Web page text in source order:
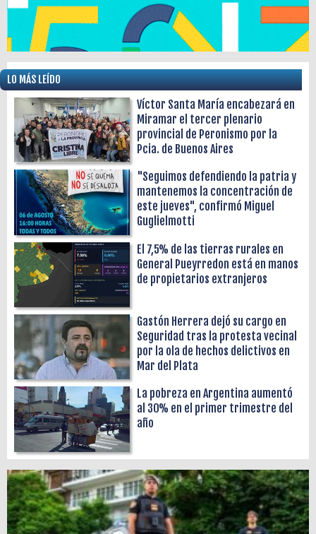
LO MÁS LEÍDO
Víctor Santa María encabezará en
Miramar el tercer plenario
provincial de Peronismo por la
Pcia. de Buenos Aires
"Seguimos defendiendo la patria y
mantenemos la concentración de
este jueves", confirmó Miguel
Guglielmotti
El 7,5% de las tierras rurales en
General Pueyrredon está en manos
de propietarios extranjeros
Gastón Herrera dejó su cargo en
Seguridad tras la protesta vecinal
por la ola de hechos delictivos en
Mar del Plata
La pobreza en Argentina aumentó
al 30% en el primer trimestre del
año